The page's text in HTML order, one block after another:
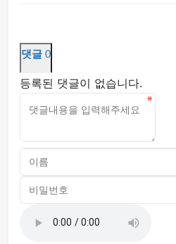
댓글 0
등록된 댓글이 없습니다.